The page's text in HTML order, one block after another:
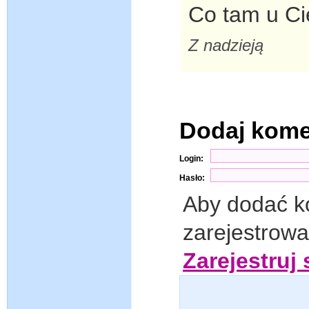
Co tam u
Z nadzieją
Dodaj
Login:
Hasło:
Aby dodać
Zarejestruj